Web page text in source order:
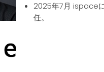
2025年7月 ispace
任。